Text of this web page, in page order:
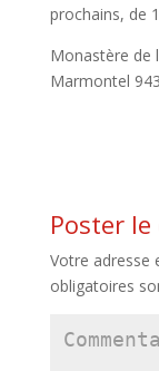
prochains, de
Monastère de
Marmontel
Poster
Votre adresse
obligatoires